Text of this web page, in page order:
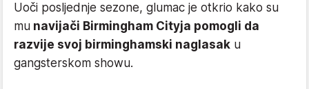
Uoči posljednje sezone, glumac je otkrio kako su
mu navijači Birmingham Cityja pomogli da
razvije svoj birminghamski naglasak u
gangsterskom showu.